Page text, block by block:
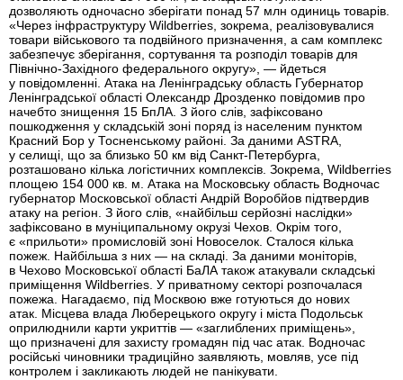
дозволяють одночасно зберігати понад 57 млн одиниць товарів.
«Через інфраструктуру Wildberries, зокрема, реалізовувалися
товари військового та подвійного призначення, а сам комплекс
забезпечує зберігання, сортування та розподіл товарів для
Північно-Західного федерального округу», — йдеться
у повідомленні. Атака на Ленінградську область Губернатор
Ленінградської області Олександр Дрозденко повідомив про
начебто знищення 15 БпЛА. З його слів, зафіксовано
пошкодження у складській зоні поряд із населеним пунктом
Красний Бор у Тосненському районі. За даними ASTRA,
у селищі, що за близько 50 км від Санкт-Петербурга,
розташовано кілька логістичних комплексів. Зокрема, Wildberries
площею 154 000 кв. м. Атака на Московську область Водночас
губернатор Московської області Андрій Воробйов підтвердив
атаку на регіон. З його слів, «найбільш серйозні наслідки»
зафіксовано в муніципальному окрузі Чехов. Окрім того,
є «прильоти» промисловій зоні Новоселок. Сталося кілька
пожеж. Найбільша з них — на складі. За даними моніторів,
в Чехово Московської області БаЛА також атакували складські
приміщення Wildberries. У приватному секторі розпочалася
пожежа. Нагадаємо, під Москвою вже готуються до нових
атак. Місцева влада Люберецького округу і міста Подольськ
оприлюднили карти укриттів — «заглиблених приміщень»,
що призначені для захисту громадян під час атак. Водночас
російські чиновники традиційно заявляють, мовляв, усе під
контролем і закликають людей не панікувати.